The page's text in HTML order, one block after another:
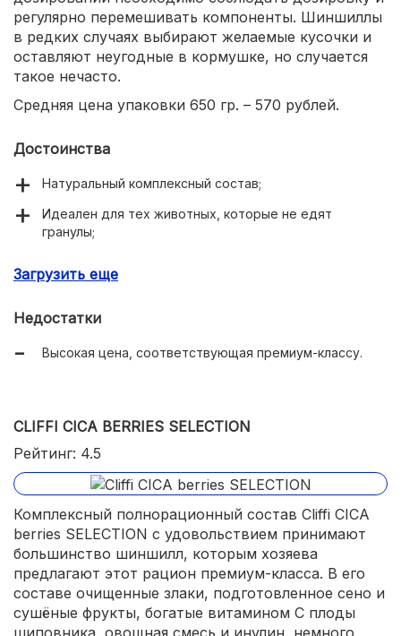
регулярно перемешивать компоненты. Шиншиллы
в редких случаях выбирают желаемые кусочки и
оставляют неугодные в кормушке, но случается
такое нечасто.
Средняя цена упаковки 650 гр. – 570 рублей.
Достоинства
Натуральный комплексный состав;
Идеален для тех животных, которые не едят
гранулы;
Загрузить еще
Недостатки
Высокая цена, соответствующая премиум-классу.
CLIFFI CICA BERRIES SELECTION
Рейтинг: 4.5
Комплексный полнорационный состав Cliffi CICA
berries SELECTION с удовольствием принимают
большинство шиншилл, которым хозяева
предлагают этот рацион премиум-класса. В его
составе очищенные злаки, подготовленное сено и
сушёные фрукты, богатые витамином С плоды
шиповника, овощная смесь и инулин, немного